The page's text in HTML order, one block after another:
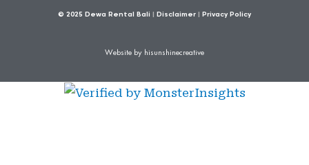
© 2025 Dewa Rental Bali | Disclaimer | Privacy Policy
Website by hisunshinecreative